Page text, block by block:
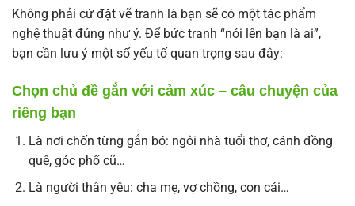
Không phải cứ đặt vẽ tranh là bạn sẽ có một tác phẩm
nghệ thuật đúng như ý. Để bức tranh “nói lên bạn là ai”,
bạn cần lưu ý một số yếu tố quan trọng sau đây:
Chọn chủ đề gắn với cảm xúc – câu chuyện của
riêng bạn
Là nơi chốn từng gắn bó: ngôi nhà tuổi thơ, cánh đồng
quê, góc phố cũ…
Là người thân yêu: cha mẹ, vợ chồng, con cái…